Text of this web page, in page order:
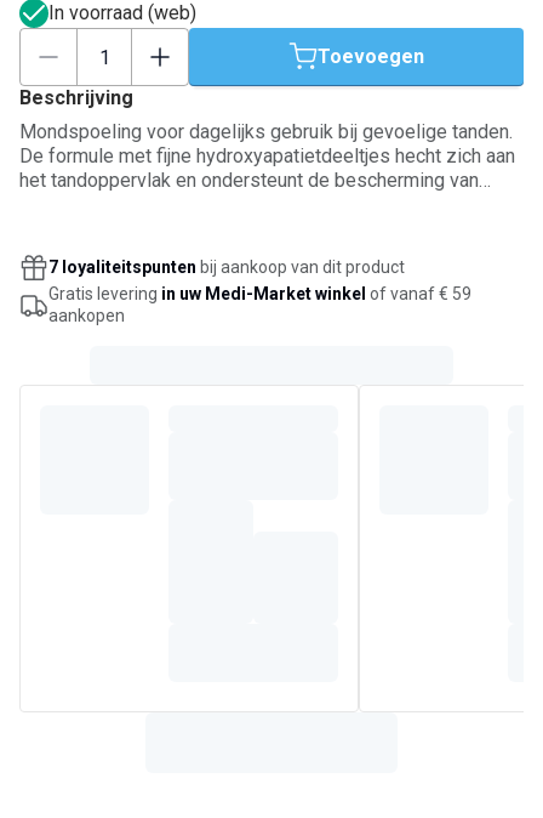
In voorraad (web)
Toevoegen
Beschrijving
Mondspoeling voor dagelijks gebruik bij gevoelige tanden.
De formule met fijne hydroxyapatietdeeltjes hecht zich aan
het tandoppervlak en ondersteunt de bescherming van
warme voeding en drank, en bereikt plaatsen die met
poetsen moeilijker toegankelijk zijn. Draagt bij aan sterker
tandglazuur, verzorgt het tandvlees en helpt gaatjes
voorkomen. Met aangename smaak.
7 loyaliteitspunten bij aankoop van dit product
Gratis levering in uw Medi-Market winkel of vanaf € 59
aankopen